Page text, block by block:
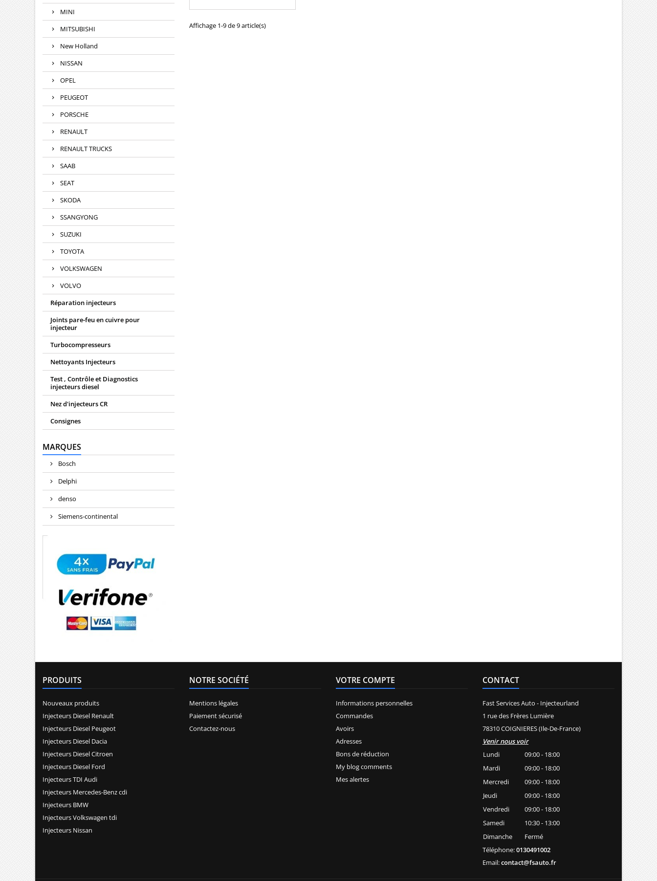
MINI
MITSUBISHI
New Holland
NISSAN
OPEL
PEUGEOT
PORSCHE
RENAULT
RENAULT TRUCKS
SAAB
SEAT
SKODA
SSANGYONG
SUZUKI
TOYOTA
VOLKSWAGEN
VOLVO
Réparation injecteurs
Joints pare-feu en cuivre pour
injecteur
Turbocompresseurs
Nettoyants Injecteurs
Test , Contrôle et Diagnostics
injecteurs diesel
Nez d'injecteurs CR
Consignes
MARQUES
Bosch
Delphi
denso
Siemens-continental
, 23670-29036 , 095000-0570 ,
Affichage 1-9 de 9 article(s)
PRODUITS
Nouveaux produits
Injecteurs Diesel Renault
Injecteurs Diesel Peugeot
Injecteurs Diesel Dacia
Injecteurs Diesel Citroen
Injecteurs Diesel Ford
Injecteurs TDI Audi
Injecteurs Mercedes-Benz cdi
Injecteurs BMW
Injecteurs Volkswagen tdi
Injecteurs Nissan
NOTRE SOCIÉTÉ
Mentions légales
Paiement sécurisé
Contactez-nous
VOTRE COMPTE
Informations personnelles
Commandes
Avoirs
Adresses
Bons de réduction
My blog comments
Mes alertes
CONTACT
Fast Services Auto - Injecteurland
1 rue des Frères Lumière
78310 COIGNIERES (Ile-De-France)
Venir nous voir
Lundi
09:00 - 18:00
Mardi
09:00 - 18:00
Mercredi
09:00 - 18:00
Jeudi
09:00 - 18:00
Vendredi
09:00 - 18:00
Samedi
10:30 - 13:00
Dimanche
Fermé
Téléphone:0130491002
Email:contact@fsauto.fr